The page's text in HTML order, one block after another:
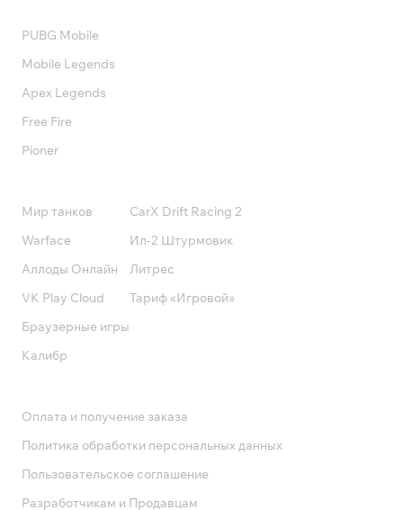
PUBG Mobile
Mobile Legends
Apex Legends
Free Fire
Pioner
Мир танков
Warface
Аллоды Онлайн
VK Play Cloud
Браузерные игры
Калибр
CarX Drift Racing 2
Ил-2 Штурмовик
Литрес
Тариф «Игровой»
Оплата и получение заказа
Политика обработки персональных данных
Пользовательское соглашение
Разработчикам и Продавцам